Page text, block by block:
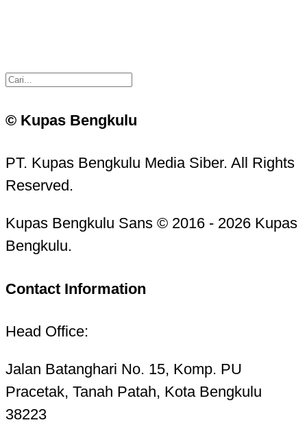
© Kupas Bengkulu
PT. Kupas Bengkulu Media Siber. All Rights
Reserved.
Kupas Bengkulu Sans © 2016 - 2026 Kupas
Bengkulu.
Contact Information
Head Office:
Jalan Batanghari No. 15, Komp. PU
Pracetak, Tanah Patah, Kota Bengkulu
38223